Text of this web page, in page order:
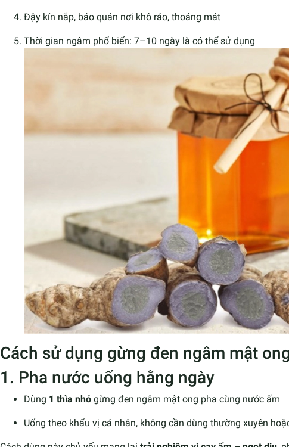
Đậy kín nắp, bảo quản nơi khô ráo, thoáng mát
Thời gian ngâm phổ biến: 7–10 ngày là có thể sử dụng
Cách sử dụng gừng đen ngâm mật
1. Pha nước uống hằng ngày
Dùng 1 thìa nhỏ gừng đen ngâm mật ong pha cùng nước ấm
Uống theo khẩu vị cá nhân, không cần dùng thường xuyên